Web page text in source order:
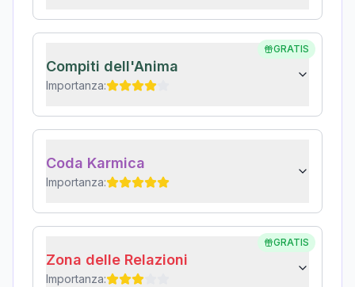
GRATIS
Compiti dell'Anima
Importanza:
Coda Karmica
Importanza:
GRATIS
Zona delle Relazioni
Importanza: